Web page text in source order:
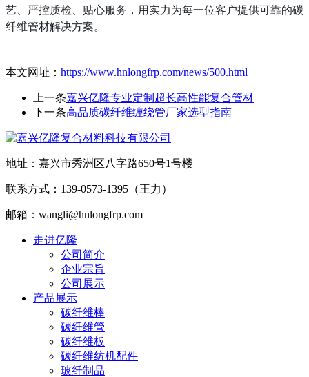
艺、严控质检 、贴心服务 ，用实力为每一位客户提供可靠的碳
纤维管材解决方案。
本文网址： https://www.hnlongfrp.com/news/500.html
上一条嘉兴亿隆专业定制超长高性能复合管材
下一条高品质碳纤维缠绕管厂家选型指南
地址：嘉兴市秀洲区八字路650号1号楼
联系方式：139-0573-1395（王力）
邮箱：wangli@hnlongfrp.com
走进亿隆
公司简介
企业宗旨
公司展示
产品展示
碳纤维棒
碳纤维管
碳纤维板
碳纤维纺机配件
玻纤制品